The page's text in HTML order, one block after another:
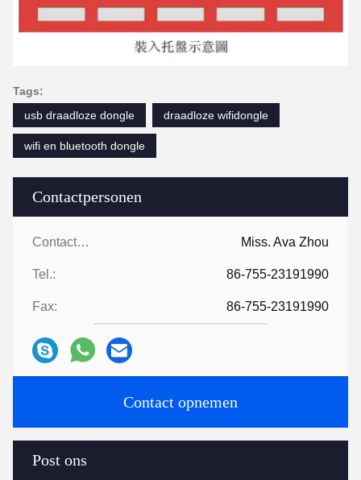
Contactpersonen
Contactpersonen: Miss. Ava Zhou
Tel.: 86-755-23191990
Fax: 86-755-23191990
Contact opnemen
Post ons
Tags:
usb draadloze dongle
draadloze wifidongle
wifi en bluetooth dongle